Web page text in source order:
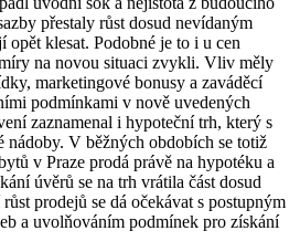
přestaly růst dosud nevídaným
opět klesat. Podobné je to i u cen
na novou situaci zvykli. Vliv měly
marketingové bonusy a zaváděcí
podmínkami v nově uvedených
zaznamenal i hypoteční trh, který s
nádoby. V běžných obdobích se totiž
v Praze prodá právě na hypotéku a
úvěrů se na trh vrátila část dosud
prodejů se dá očekávat s postupným
a uvolňováním podmínek pro získání